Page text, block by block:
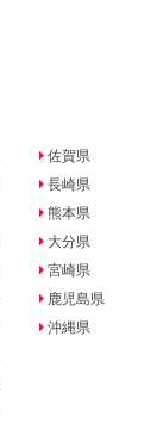
佐賀県
長崎県
熊本県
大分県
宮崎県
鹿児島県
沖縄県